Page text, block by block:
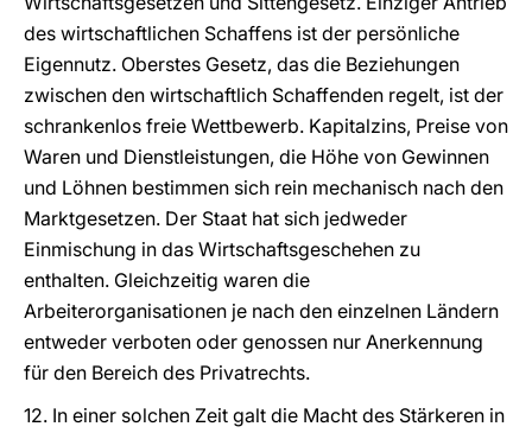
des wirtschaftlichen Schaffens ist der persönliche
Eigennutz. Oberstes Gesetz, das die Beziehungen
zwischen den wirtschaftlich Schaffenden regelt, ist der
schrankenlos freie Wettbewerb. Kapitalzins, Preise von
Waren und Dienstleistungen, die Höhe von Gewinnen
und Löhnen bestimmen sich rein mechanisch nach den
Marktgesetzen. Der Staat hat sich jedweder
Einmischung in das Wirtschaftsgeschehen zu
enthalten. Gleichzeitig waren die
Arbeiterorganisationen je nach den einzelnen Ländern
entweder verboten oder genossen nur Anerkennung
für den Bereich des Privatrechts.
12. In einer solchen Zeit galt die Macht des Stärkeren in